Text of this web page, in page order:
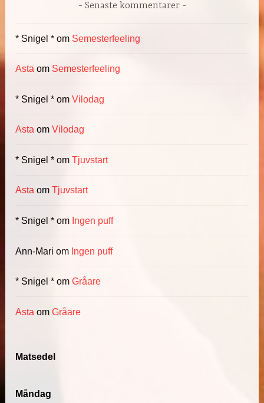
Senaste kommentarer
* Snigel * om Semesterfeeling
Asta om Semesterfeeling
* Snigel * omVilodag
Asta omVilodag
* Snigel * omTjuvstart
Asta omTjuvstart
* Snigel * om Ingen puff
Ann-Mari om Ingen puff
* Snigel * omGråare
Asta omGråare
Matsedel
Måndag